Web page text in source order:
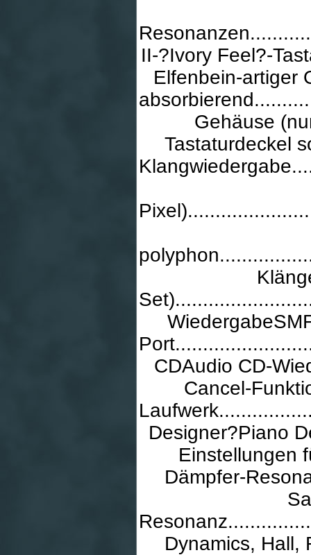
II-?Ivory Feel?-
Elfenbein-artiger
Gehäuse
Tastaturdeckel
CDAudio CD-
Cancel-
Designer?Piano
Einstellungen
Dämpfer-
Dynamics, Hall,